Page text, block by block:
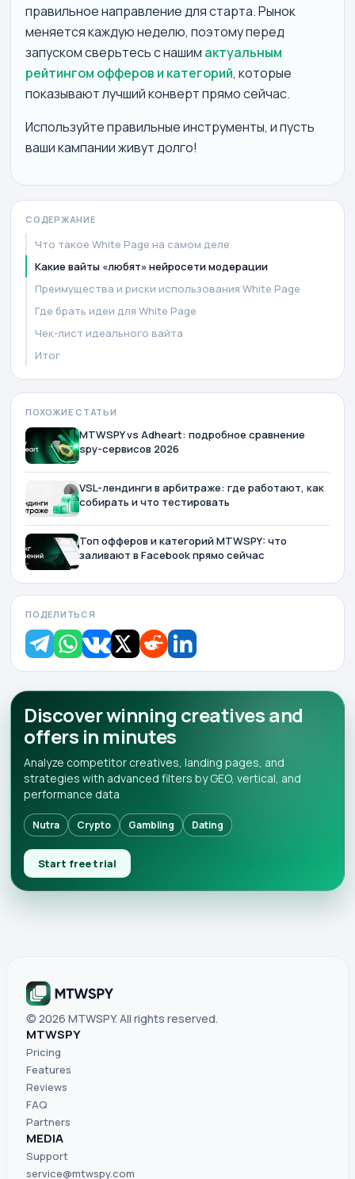
правильное направление для старта. Рынок
меняется каждую неделю, поэтому перед
запуском сверьтесь с нашим актуальным
рейтингом офферов и категорий, которые
показывают лучший конверт прямо сейчас.
Используйте правильные инструменты, и пусть
ваши кампании живут долго!
СОДЕРЖАНИЕ
Что такое White Page на самом деле
Какие вайты «любят» нейросети модерации
Преимущества и риски использования White Page
Где брать идеи для White Page
Чек-лист идеального вайта
Итог
ПОХОЖИЕ СТАТЬИ
MTWSPY vs Adheart: подробное сравнение
spy-сервисов 2026
VSL-лендинги в арбитраже: где работают, как
собирать и что тестировать
Топ офферов и категорий MTWSPY: что
заливают в Facebook прямо сейчас
ПОДЕЛИТЬСЯ
Discover winning creatives and
offers in minutes
Analyze competitor creatives, landing pages, and
strategies with advanced filters by GEO, vertical, and
performance data
Nutra Crypto Gambling Dating
Start free trial
© 2026 MTWSPY. All rights reserved.
MTWSPY
Pricing
Features
Reviews
FAQ
Partners
MEDIA
Support
service@mtwspy.com